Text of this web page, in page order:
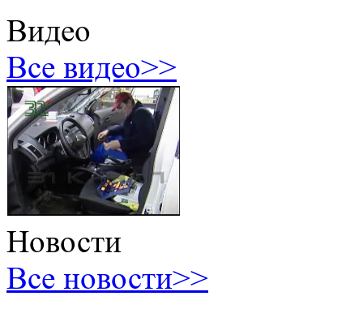
Видео
Все видео>>
Новости
Все новости>>